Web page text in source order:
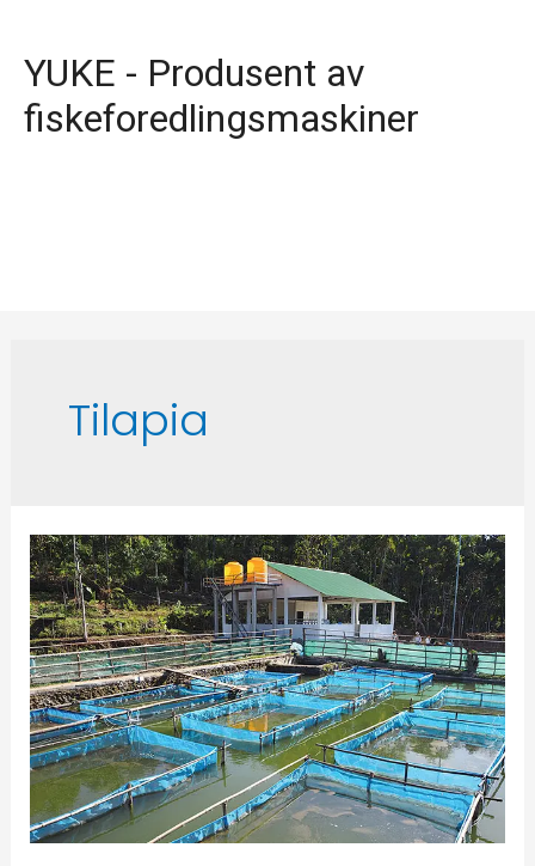
YUKE - Produsent av
fiskeforedlingsmaskiner
Tilapia